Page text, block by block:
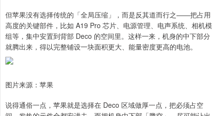
但苹果没有选择传统的「全局压缩」，而是反其道而行之——把占用
高度的关键部件，比如 A19 Pro 芯片、电源管理、电声系统、相机模
组等，集中安置到背部 Deco 的空间里。这样一来，机身的中下部分
就腾出来，得以完整铺设一块面积更大、能量密度更高的电池。
图片来源：苹果
说得通俗一点，苹果就是选择在 Deco 区域做厚一点，把必须占空